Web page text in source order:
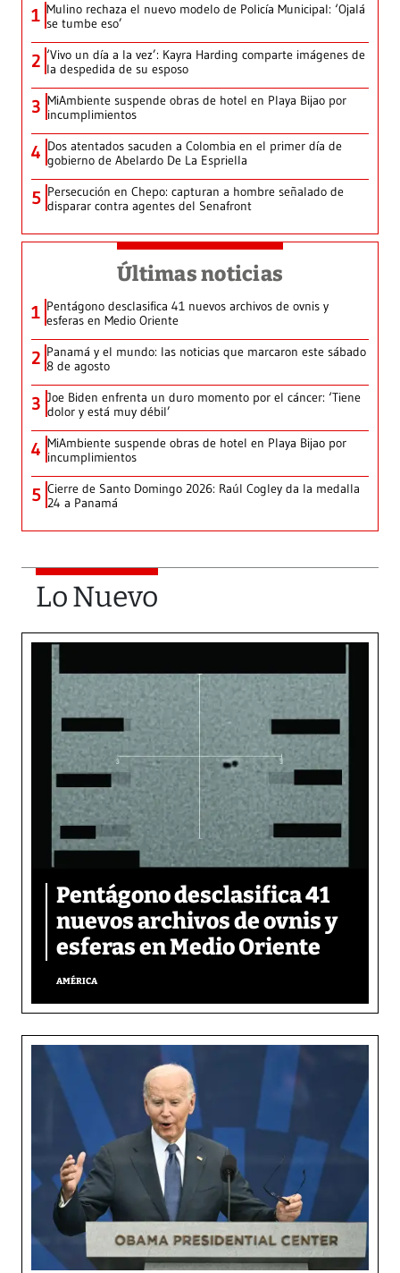
1 Mulino rechaza el nuevo modelo de Policía Municipal: ‘Ojalá
se tumbe eso’
2 ‘Vivo un día a la vez’: Kayra Harding comparte imágenes de
la despedida de su esposo
3 MiAmbiente suspende obras de hotel en Playa Bijao por
incumplimientos
4 Dos atentados sacuden a Colombia en el primer día de
gobierno de Abelardo De La Espriella
5 Persecución en Chepo: capturan a hombre señalado de
disparar contra agentes del Senafront
Últimas noticias
1 Pentágono desclasifica 41 nuevos archivos de ovnis y
esferas en Medio Oriente
2 Panamá y el mundo: las noticias que marcaron este sábado
8 de agosto
3 Joe Biden enfrenta un duro momento por el cáncer: ‘Tiene
dolor y está muy débil’
4 MiAmbiente suspende obras de hotel en Playa Bijao por
incumplimientos
5 Cierre de Santo Domingo 2026: Raúl Cogley da la medalla
24 a Panamá
Lo Nuevo
Pentágono desclasifica 41
nuevos archivos de ovnis y
esferas en Medio Oriente
AMÉRICA